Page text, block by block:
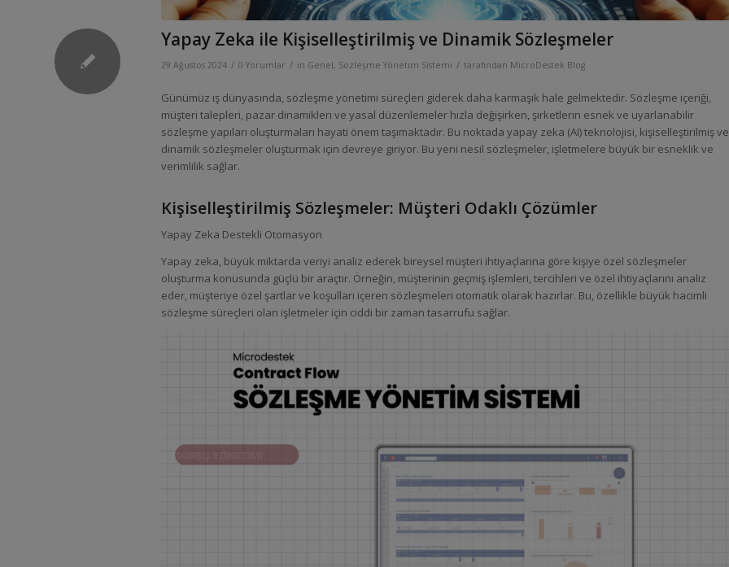
Yapay Zeka ile Kişiselleştirilmiş ve Dinamik Sözleşmeler
29 Ağustos 2024 / 0 Yorumlar / in Genel, Sözleşme Yönetim Sistemi / tarafından MicroDestek Blog
Günümüz iş dünyasında, sözleşme yönetimi süreçleri giderek daha karmaşık hale gelmektedir. Sözleşme içeriği,
müşteri talepleri, pazar dinamikleri ve yasal düzenlemeler hızla değişirken, şirketlerin esnek ve uyarlanabilir
sözleşme yapıları oluşturmaları hayati önem taşımaktadır. Bu noktada yapay zeka (AI) teknolojisi, kişiselleştirilmiş ve
dinamik sözleşmeler oluşturmak için devreye giriyor. Bu yeni nesil sözleşmeler, işletmelere büyük bir esneklik ve
verimlilik sağlar.
Kişiselleştirilmiş Sözleşmeler: Müşteri Odaklı Çözümler
Yapay Zeka Destekli Otomasyon
Yapay zeka, büyük miktarda veriyi analiz ederek bireysel müşteri ihtiyaçlarına göre kişiye özel sözleşmeler
oluşturma konusunda güçlü bir araçtır. Örneğin, müşterinin geçmiş işlemleri, tercihleri ve özel ihtiyaçlarını analiz
eder, müşteriye özel şartlar ve koşulları içeren sözleşmeleri otomatik olarak hazırlar. Bu, özellikle büyük hacimli
sözleşme süreçleri olan işletmeler için ciddi bir zaman tasarrufu sağlar.